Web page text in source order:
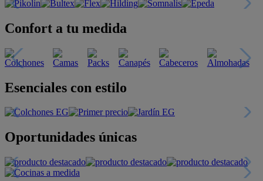
Confort a tu medida
Esenciales con estilo
Oportunidades únicas